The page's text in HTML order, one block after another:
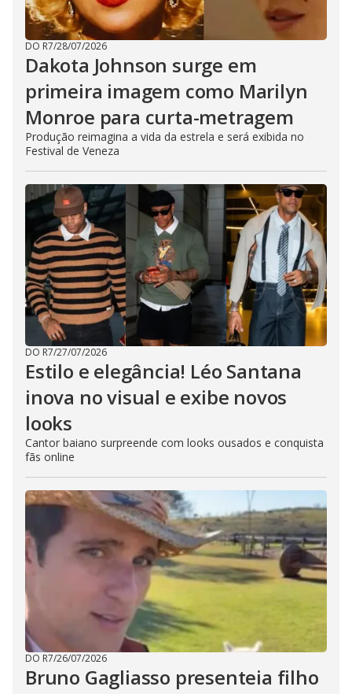
DO R7/28/07/2026
Dakota Johnson surge em
primeira imagem como Marilyn
Monroe para curta-metragem
Produção reimagina a vida da estrela e será exibida no
Festival de Veneza
DO R7/27/07/2026
Estilo e elegância! Léo Santana
inova no visual e exibe novos
looks
Cantor baiano surpreende com looks ousados e conquista
fãs online
DO R7/26/07/2026
Bruno Gagliasso presenteia filho